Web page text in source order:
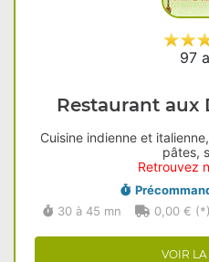
97
Restaurant aux
Cuisine indienne et
pâtes,
Retrouvez
30 à 45 mn
0,00 € (*)
VOIR